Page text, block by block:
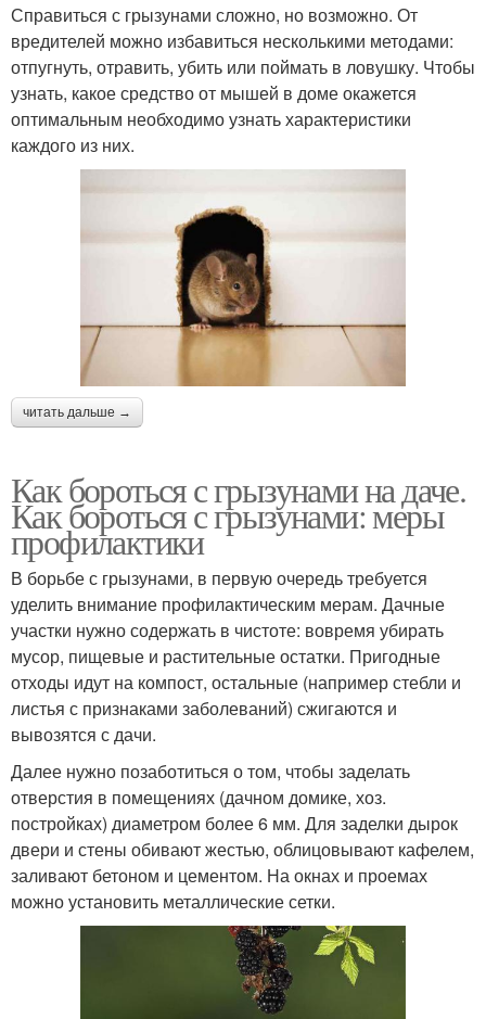
Справиться с грызунами сложно, но возможно. От
вредителей можно избавиться несколькими методами:
отпугнуть, отравить, убить или поймать в ловушку. Чтобы
узнать, какое средство от мышей в доме окажется
оптимальным необходимо узнать характеристики
каждого из них.
читать дальше →
Как бороться с грызунами на даче.
Как бороться с грызунами: меры
профилактики
В борьбе с грызунами, в первую очередь требуется
уделить внимание профилактическим мерам. Дачные
участки нужно содержать в чистоте: вовремя убирать
мусор, пищевые и растительные остатки. Пригодные
отходы идут на компост, остальные (например стебли и
листья с признаками заболеваний) сжигаются и
вывозятся с дачи.
Далее нужно позаботиться о том, чтобы заделать
отверстия в помещениях (дачном домике, хоз.
постройках) диаметром более 6 мм. Для заделки дырок
двери и стены обивают жестью, облицовывают кафелем,
заливают бетоном и цементом. На окнах и проемах
можно установить металлические сетки.